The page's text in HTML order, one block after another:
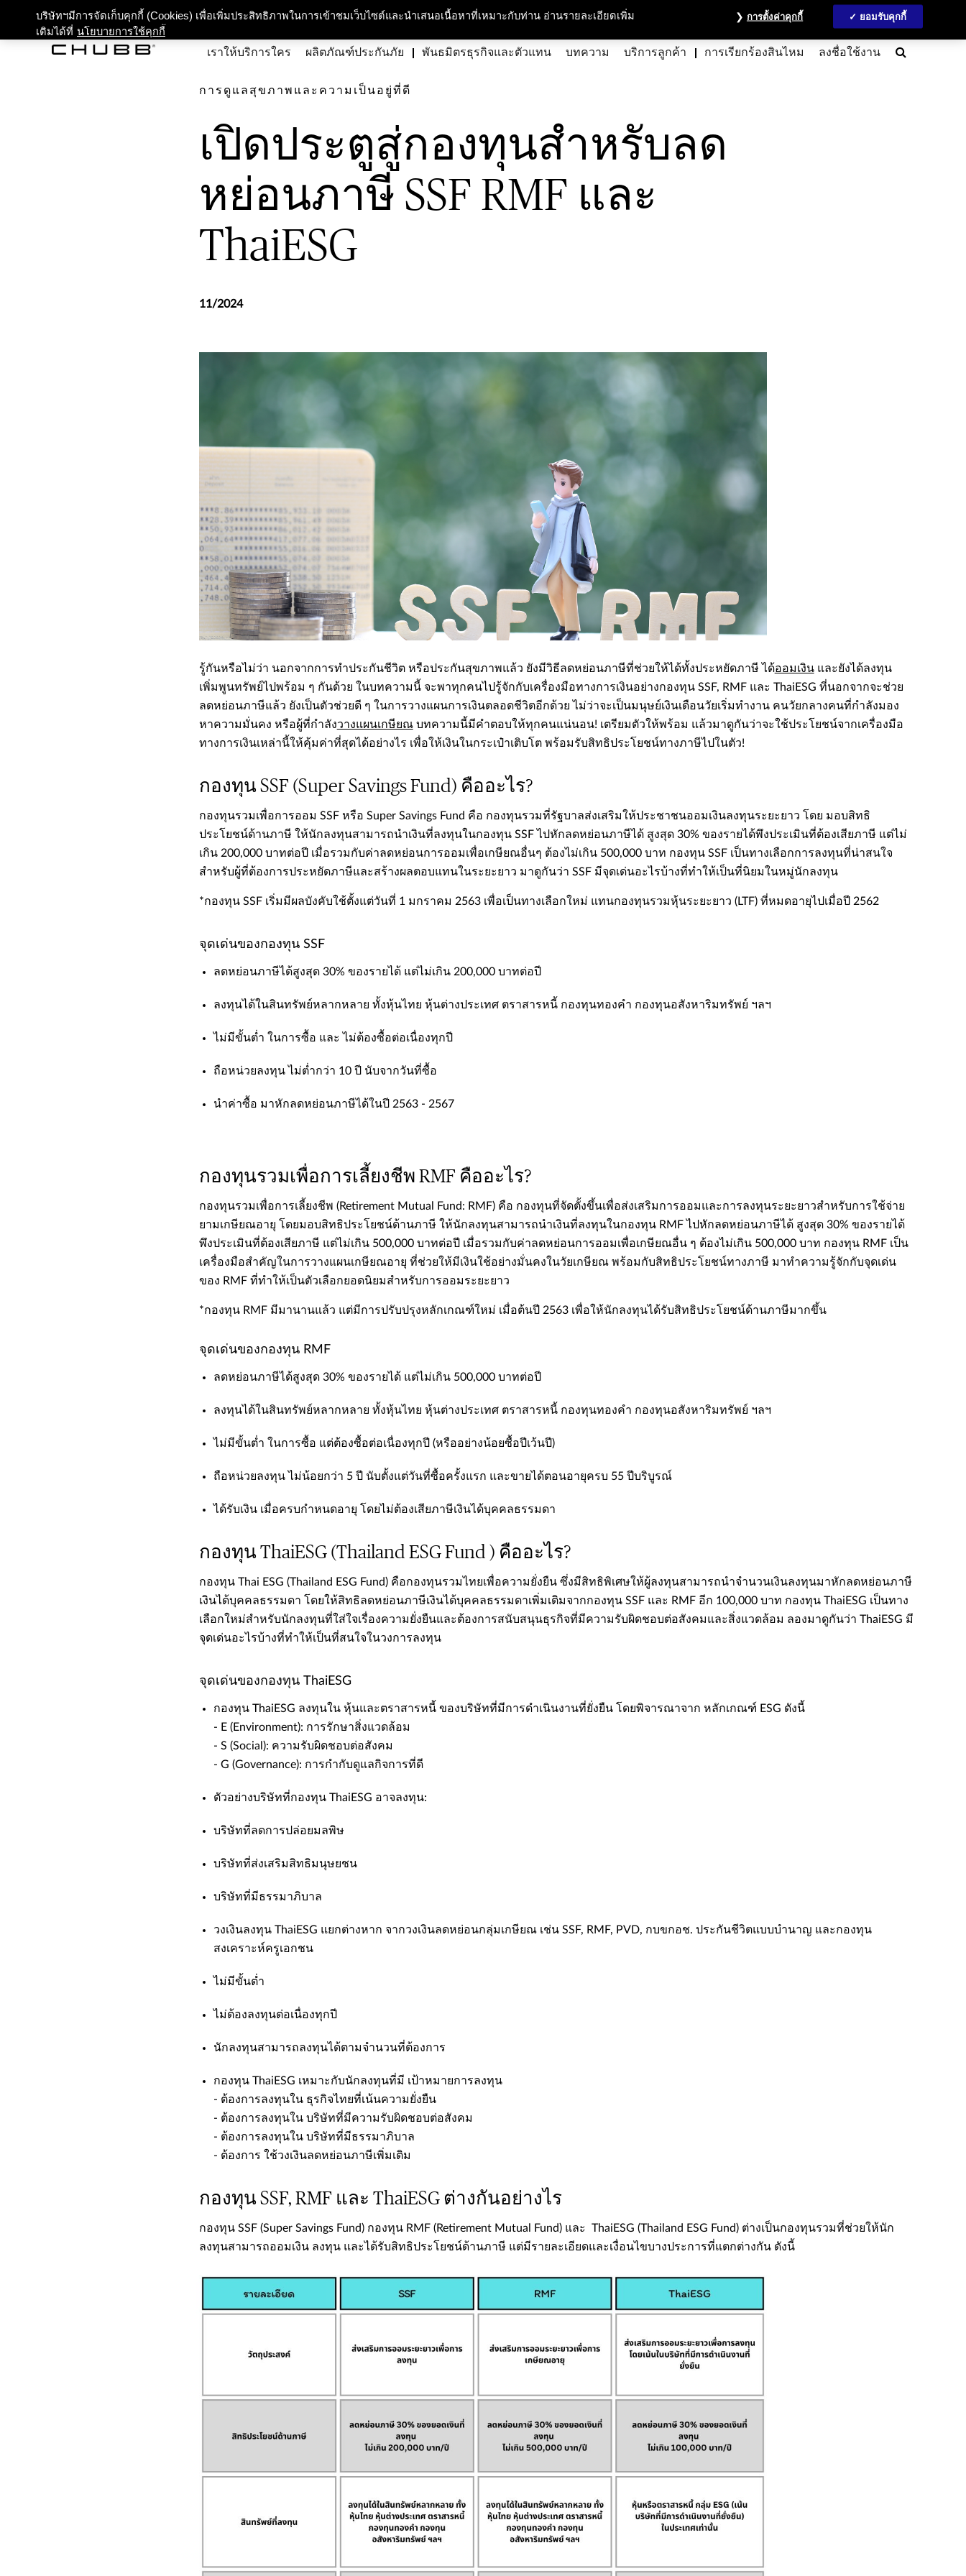
เปิดประตูสู่กองทุนสำหรับลดหย่อนภาษี SSF RMF และ ThaiESG
เกี่ยวกับเรา ความรับผิดชอบต่อสังคมและสิ่งแวดล้อม สนใจร่วมงาน ศูนย์สื่อมวลชน MyAccount English
เราให้บริการใคร ผลิตภัณฑ์ประกันภัย พันธมิตรธุรกิจและตัวแทน บทความ บริการลูกค้า การเรียกร้องสินไหม ลงชื่อใช้งาน Search
การดูแลสุขภาพและความเป็นอยู่ที่ดี
​เปิดประตูสู่กองทุนสำหรับลด
หย่อนภาษี SSF RMF และ
ThaiESG
11/2024
รู้กันหรือไม่ว่า นอกจากการทำประกันชีวิต หรือประกันสุขภาพแล้ว ยังมีวิธีลดหย่อนภาษีที่ช่วยให้ได้ทั้งประหยัดภาษี ได้​​ออมเงิน​​และยังได้ลงทุน
เพิ่มพูนทรัพย์ไปพร้อม ๆ กันด้วย ในบทความนี้ จะพาทุกคนไปรู้จักกับเครื่องมือทางการเงินอย่างกองทุน SSF, RMF และ ThaiESG ที่นอกจากจะช่วย​​​​
ลดหย่อนภาษีแล้ว​​ ยังเป็นตัวช่วยดี ๆ ในการวางแผนการเงินตลอดชีวิตอีกด้วย ไม่ว่าจะเป็นมนุษย์เงินเดือนวัยเริ่มทำงาน คนวัยกลางคนที่กำลังมอง
หาความมั่นคง หรือผู้ที่กำลัง​​​​วางแผนเกษียณ​​ บทความนี้มีคำตอบให้ทุกคนแน่นอน! เตรียมตัวให้พร้อม แล้วมาดูกันว่าจะใช้ประโยชน์จากเครื่องมือ
ทางการเงินเหล่านี้ให้คุ้มค่าที่สุดได้อย่างไร เพื่อให้เงินในกระเป๋าเติบโต พร้อมรับสิทธิประโยชน์ทางภาษีไปในตัว!​
กองทุน SSF (Super Savings Fund) คืออะไร?
​​กองทุนรวมเพื่อการออม SSF หรือ Super Savings Fund คือ กองทุนรวมที่รัฐบาลส่งเสริมให้ประชาชนออมเงินลงทุนระยะยาว โดย มอบสิทธิ
ประโยชน์ด้านภาษี ให้นักลงทุนสามารถนำเงินที่ลงทุนในกองทุน SSF ไปหักลดหย่อนภาษีได้ สูงสุด 30% ของรายได้พึงประเมินที่ต้องเสียภาษี แต่ไม่
เกิน 200,000 บาทต่อปี เมื่อรวมกับค่าลดหย่อนการออมเพื่อเกษียณอื่นๆ ต้องไม่เกิน 500,000 บาท​​ กองทุน ​​SSF เป็นทางเลือกการลงทุนที่น่าสนใจ
สำหรับผู้ที่ต้องการประหยัดภาษีและสร้างผลตอบแทนในระยะยาว มาดูกันว่า SSF มีจุดเด่นอะไรบ้างที่ทำให้เป็นที่นิยมในหมู่นักลงทุน​
*กองทุน SSF เริ่มมีผลบังคับใช้ตั้งแต่วันที่ 1 มกราคม 2563 เพื่อเป็นทางเลือกใหม่ แทนกองทุนรวมหุ้นระยะยาว (LTF) ที่หมดอายุไปเมื่อปี 2562​
จุดเด่นของกองทุน SSF
ลดหย่อนภาษีได้สูงสุด 30% ของรายได้ แต่ไม่เกิน 200,000 บาทต่อปี​
​​ลงทุนได้ในสินทรัพย์หลากหลาย ทั้งหุ้นไทย หุ้นต่างประเทศ ตราสารหนี้ กองทุนทองคำ กองทุนอสังหาริมทรัพย์ ฯลฯ​
​​ไม่มีขั้นต่ำ ในการซื้อ และ ไม่ต้องซื้อต่อเนื่องทุกปี​
​​ถือหน่วยลงทุน ไม่ต่ำกว่า 10 ปี นับจากวันที่ซื้อ​
​​นำค่าซื้อ มาหักลดหย่อนภาษีได้ในปี 2563 - 2567​
กองทุนรวมเพื่อการเลี้ยงชีพ RMF คืออะไร?
​​กองทุนรวมเพื่อการเลี้ยงชีพ (Retirement Mutual Fund: RMF) คือ กองทุนที่จัดตั้งขึ้นเพื่อส่งเสริมการออมและการลงทุนระยะยาวสำหรับการใช้จ่าย
ยามเกษียณอายุ โดยมอบสิทธิประโยชน์ด้านภาษี ให้นักลงทุนสามารถนำเงินที่ลงทุนในกองทุน RMF ไปหักลดหย่อนภาษีได้ สูงสุด 30% ของรายได้
พึงประเมินที่ต้องเสียภาษี แต่ไม่เกิน 500,000 บาทต่อปี เมื่อรวมกับค่าลดหย่อนการออมเพื่อเกษียณอื่น ๆ ต้องไม่เกิน 500,000 บาท​​ กองทุน RMF เป็น
เครื่องมือสำคัญในการวางแผนเกษียณอายุ ที่ช่วยให้มีเงินใช้อย่างมั่นคงในวัยเกษียณ พร้อมกับสิทธิประโยชน์ทางภาษี มาทำความรู้จักกับจุดเด่น
ของ RMF ที่ทำให้เป็นตัวเลือกยอดนิยมสำหรับการออมระยะยาว​
*กองทุน RMF มีมานานแล้ว แต่มีการปรับปรุงหลักเกณฑ์ใหม่ เมื่อต้นปี 2563 เพื่อให้นักลงทุนได้รับสิทธิประโยชน์ด้านภาษีมากขึ้น​
จุดเด่นของกองทุน RMF
​​ลดหย่อนภาษีได้สูงสุด 30% ของรายได้ แต่ไม่เกิน 500,000 บาทต่อปี​
​​ลงทุนได้ในสินทรัพย์หลากหลาย ทั้งหุ้นไทย หุ้นต่างประเทศ ตราสารหนี้ กองทุนทองคำ กองทุนอสังหาริมทรัพย์ ฯลฯ​
​​ไม่มีขั้นต่ำ ในการซื้อ แต่ต้องซื้อต่อเนื่องทุกปี (หรืออย่างน้อยซื้อปีเว้นปี)​
​​ถือหน่วยลงทุน ไม่น้อยกว่า 5 ปี นับตั้งแต่วันที่ซื้อครั้งแรก และขายได้ตอนอายุครบ 55 ปีบริบูรณ์​
​​ได้รับเงิน เมื่อครบกำหนดอายุ โดยไม่ต้องเสียภาษีเงินได้บุคคลธรรมดา
กองทุน ThaiESG (​Thailand ESG Fund ​) คืออะไร?
​​กองทุน Thai ESG (Thailand ESG Fund) คือกองทุนรวมไทยเพื่อความยั่งยืน ซึ่งมีสิทธิพิเศษให้ผู้ลงทุนสามารถนําจํานวนเงินลงทุนมาหักลดหย่อนภาษี
เงินได้บุคคลธรรมดา โดยให้สิทธิลดหย่อนภาษีเงินได้บุคคลธรรมดาเพิ่มเติมจากกองทุน SSF และ RMF อีก 100,000 บาท ​​กองทุน ThaiESG เป็นทาง
เลือกใหม่สำหรับนักลงทุนที่ใส่ใจเรื่องความยั่งยืนและต้องการสนับสนุนธุรกิจที่มีความรับผิดชอบต่อสังคมและสิ่งแวดล้อม ลองมาดูกันว่า ThaiESG มี
จุดเด่นอะไรบ้างที่ทำให้เป็นที่สนใจในวงการลงทุน​
จุดเด่นของกองทุน ThaiESG
​​กองทุน ThaiESG ลงทุนใน หุ้นและตราสารหนี้ ของบริษัทที่มีการดำเนินงานที่ยั่งยืน โดยพิจารณาจาก หลักเกณฑ์ ESG ดังนี้​
- ​​E (Environment): การรักษาสิ่งแวดล้อม​
- ​​S (Social): ความรับผิดชอบต่อสังคม​
- G (Governance): การกำกับดูแลกิจการที่ดี​
​​ตัวอย่างบริษัทที่กองทุน ThaiESG อาจลงทุน:​
​​บริษัทที่ลดการปล่อยมลพิษ​
​​บริษัทที่ส่งเสริมสิทธิมนุษยชน​
​​บริษัทที่มีธรรมาภิบาล​
​​วงเงินลงทุน ThaiESG แยกต่างหาก จากวงเงินลดหย่อนกลุ่มเกษียณ เช่น SSF, RMF, PVD, กบขกอช. ประกันชีวิตแบบบำนาญ และกองทุน
สงเคราะห์ครูเอกชน​
​​ไม่มีขั้นต่ำ​
​​ไม่ต้องลงทุนต่อเนื่องทุกปี​
​​นักลงทุนสามารถลงทุนได้ตามจำนวนที่ต้องการ​
​​กองทุน ThaiESG เหมาะกับนักลงทุนที่มี เป้าหมายการลงทุน​
- ต้องการลงทุนใน ธุรกิจไทยที่เน้นความยั่งยืน​
- ต้องการลงทุนใน บริษัทที่มีความรับผิดชอบต่อสังคม​
- ​​ต้องการลงทุนใน บริษัทที่มีธรรมาภิบาล​
- ​​ต้องการ ใช้วงเงินลดหย่อนภาษีเพิ่มเติม​
กองทุน SSF​, ​RMF และ ThaiESG​ ​ต่างกันอย่างไร
​​กองทุน SSF (Super Savings Fund) กองทุน RMF (Retirement Mutual Fund) และ ThaiESG (Thailand ESG Fund) ต่างเป็นกองทุนรวมที่ช่วยให้นัก
ลงทุนสามารถออมเงิน ลงทุน และได้รับสิทธิประโยชน์ด้านภาษี แต่มีรายละเอียดและเงื่อนไขบางประการที่แตกต่างกัน ดังนี้​
บริษัทฯมีการจัดเก็บคุกกี้ (Cookies) เพื่อเพิ่มประสิทธิภาพในการเข้าชมเว็บไซต์และนำเสนอเนื้อหาที่เหมาะกับท่าน อ่านรายละเอียดเพิ่ม
เติมได้ที่ นโยบายการใช้คุกกี้
การตั้งค่าคุกกี้ ยอมรับคุกกี้